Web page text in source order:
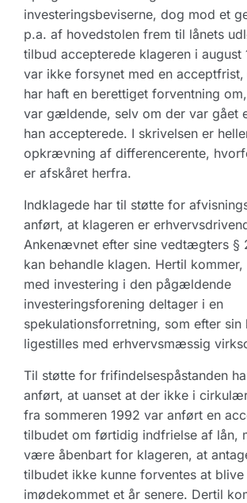
investeringsbeviserne, dog mod et
p.a. af hovedstolen frem til lånets
tilbud accepterede klageren i august
var ikke forsynet med en
har haft en berettiget forventning
var gældende, selv om der var gået
han accepterede. I skrivelsen er
opkrævning af differencerente,
er afskåret herfra.
Indklagede har til støtte for
anført, at klageren er
Ankenævnet efter sine vedtægters §
kan behandle klagen. Hertil
med investering i den pågældende
investeringsforening deltager i en
spekulationsforretning, som efter sin
ligestilles med erhvervsmæssig
Til støtte for frifindelsespåstanden
anført, at uanset at der ikke i
fra sommeren 1992 var anført en
tilbudet om førtidig indfrielse af lån,
være åbenbart for klageren, at
tilbudet ikke kunne forventes at blive
imødekommet et år senere. Dertil